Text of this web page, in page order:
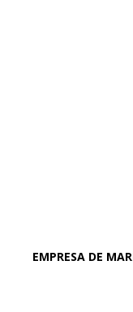
EMPRESA DE